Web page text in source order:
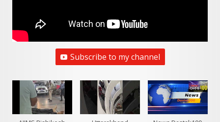
Subscribe to my channel